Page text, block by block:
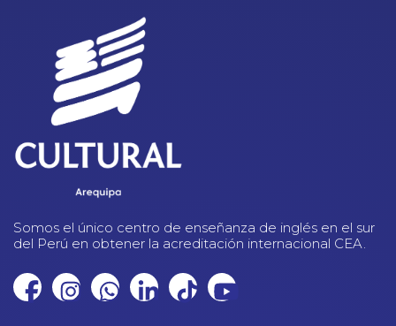
Somos el único centro de enseñanza de inglés en el sur
del Perú en obtener la acreditación internacional CEA.